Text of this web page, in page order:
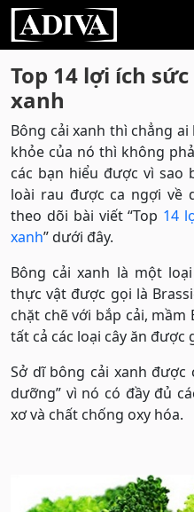
Top 14 lợi ích
xanh
Bông cải xanh thì chẳng
khỏe của nó thì không
các bạn hiểu được vì sao
loài rau được ca ngợi về
theo dõi bài viết “Top 14
xanh” dưới đây.
Bông cải xanh là một
thực vật được gọi là
chặt chẽ với bắp cải, mầm
tất cả các loại cây ăn được
Sở dĩ bông cải xanh được
dưỡng” vì nó có đầy đủ
xơ và chất chống oxy hóa.